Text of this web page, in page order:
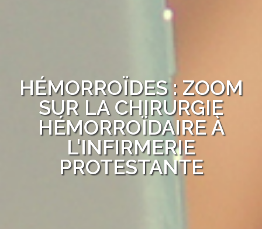
HÉMORROÏDES : ZOOM
SUR LA CHIRURGIE
HÉMORROÏDAIRE À
L'INFIRMERIE
PROTESTANTE